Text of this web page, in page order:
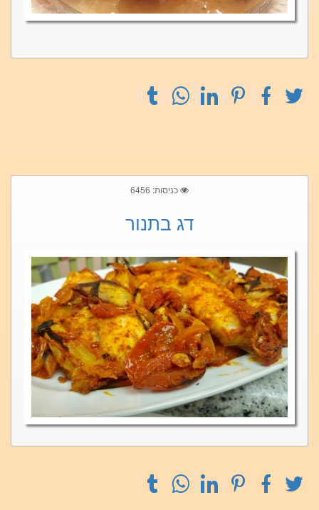
כניסות: 6456
דג בתנור